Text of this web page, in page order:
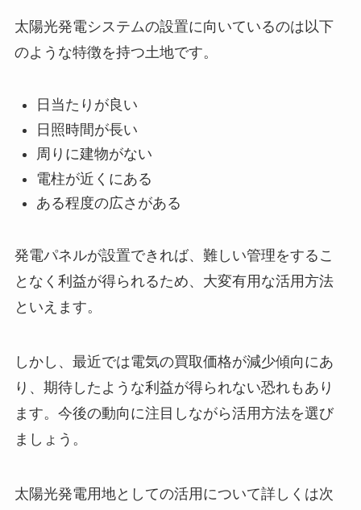
太陽光発電システムの設置に向いているのは以下
のような特徴を持つ土地です。
日当たりが良い
日照時間が長い
周りに建物がない
電柱が近くにある
ある程度の広さがある
発電パネルが設置できれば、難しい管理をするこ
となく利益が得られるため、大変有用な活用方法
といえます。
しかし、最近では電気の買取価格が減少傾向にあ
り、期待したような利益が得られない恐れもあり
ます。今後の動向に注目しながら活用方法を選び
ましょう。
太陽光発電用地としての活用について詳しくは次